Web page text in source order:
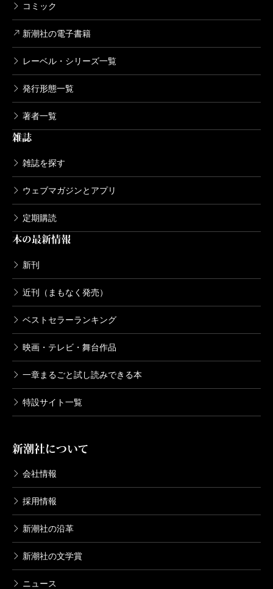
コミック
新潮社の電子書籍
レーベル・シリーズ一覧
発行形態一覧
著者一覧
雑誌
雑誌を探す
ウェブマガジンとアプリ
定期購読
本の最新情報
新刊
近刊（まもなく発売）
ベストセラーランキング
映画・テレビ・舞台作品
一章まるごと試し読みできる本
特設サイト一覧
新潮社について
会社情報
採用情報
新潮社の沿革
新潮社の文学賞
ニュース